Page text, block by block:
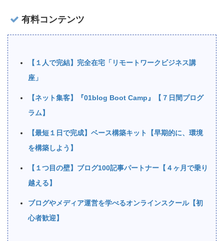
有料コンテンツ
【１人で完結】完全在宅「リモートワークビジネス講
座」
【ネット集客】『01blog Boot Camp』【７日間プログ
ラム】
【最短１日で完成】ベース構築キット【早期的に、環境
を構築しよう】
【１つ目の壁】ブログ100記事パートナー【４ヶ月で乗り
越える】
ブログやメディア運営を学べるオンラインスクール【初
心者歓迎】